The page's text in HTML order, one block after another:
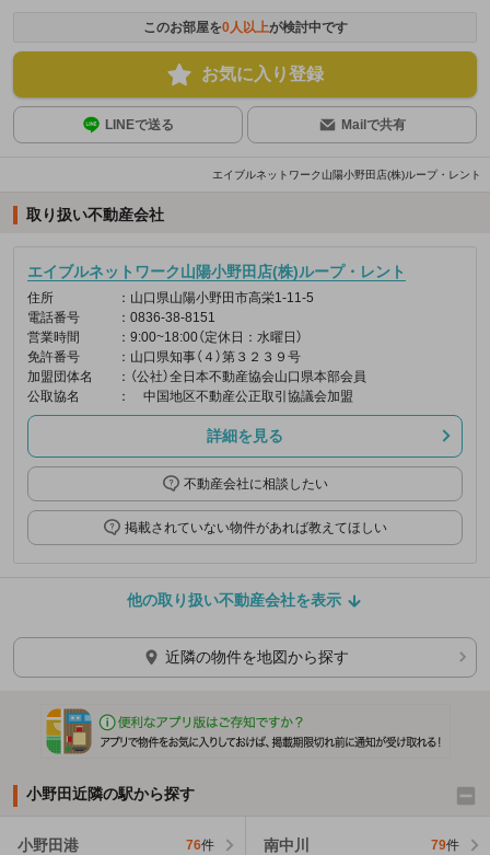
このお部屋を0人以上が検討中です
お気に入り登録
LINEで送る Mailで共有
エイブルネットワーク山陽小野田店(株)ループ・レント
取り扱い不動産会社
エイブルネットワーク山陽小野田店(株)ループ・レント
住所
：山口県山陽小野田市高栄1-11-5
電話番号
：0836-38-8151
営業時間
：9:00~18:00（定休日：水曜日）
免許番号
：山口県知事（４）第３２３９号
加盟団体名
：（公社）全日本不動産協会山口県本部会員
公取協名
： 中国地区不動産公正取引協議会加盟
詳細を見る
不動産会社に相談したい
掲載されていない物件があれば教えてほしい
他の取り扱い不動産会社を表示
近隣の物件を地図から探す
小野田近隣の駅から探す
小野田港 76件 南中川 79件